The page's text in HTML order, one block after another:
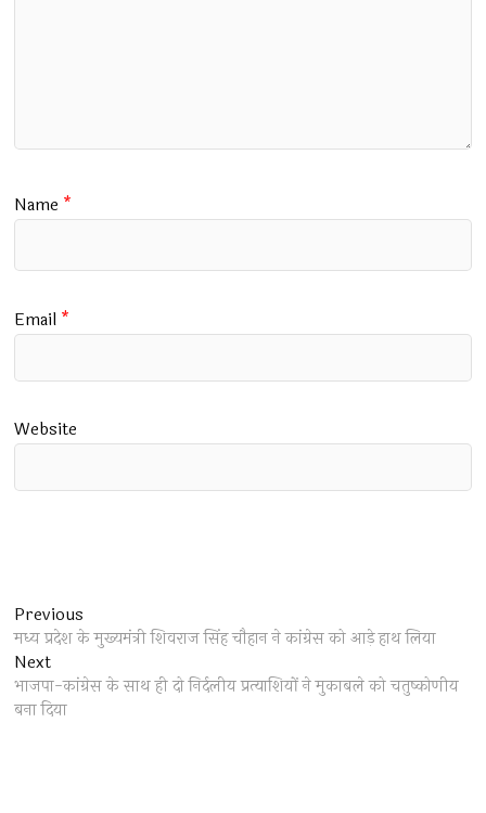
Name *
Email *
Website
Post
navigation
Previous
post:
मध्य प्रदेश के मुख्यमंत्री शिवराज सिंह चौहान ने कांग्रेस को आड़े हाथ लिया
NextNext
post:
भाजपा-कांग्रेस के साथ ही दो निर्दलीय प्रत्याशियों ने मुकाबले को चतुष्कोणीय
बना दिया